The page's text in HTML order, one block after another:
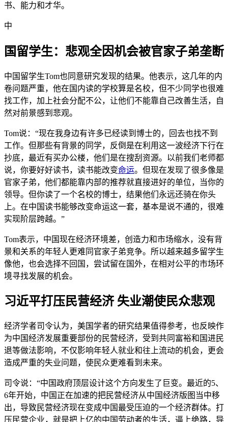
书、能力和才华。
中
国留学生：悲观全因机会被官家子弟垄断
中国留学生Tom也同意研究发现的结果。他表示，这几年的内
卷问题严重，他在国内读的学校算是名校，但不少同学也很难
找工作，加上社会分配不公，让他们不能靠自己改善生活，自
然对前景感到悲观。
Tom说：“现在我身边有许多已经读到博士的，回去也找不到
工作。但那些有背景的同学，反倒是在利用这一波经济下行在
抄底，最近有买办公楼，他们是在搜刮资源。以前我们老师都
说，你要好好读书，读书能改变命运。但现在发现了很多像是
官家子弟，他们都能靠内部的推荐就直接进好的单位，当你的
领导。但你读了一个名校的博士，结果他们永远还骑在你头
上。在中国读书能够改变命运这一套，基本是说不通的，很难
实现阶层跨越。”
Tom表示，中国现在经济环境差，创造力和市场缩水，没有背
景和关系的年轻人更难同官家子弟竞争。所以越来越多留学生
像他，也会选择不回国，尝试留在国外，在相对公平的市场环
境寻找发展的机会。
习近平打压民营经济 失业潮使民众悲观
经济学者司令认为，美国学者的研究结果值得参考，也反映作
为中国经济发展重要部份的民营经济，受到共同富裕和国进民
退等做法影响，不仅影响年轻人就业和往上流动的机会，更会
造成严重的失业问题，使民众更难看到未来。
司令说：“中国政府顶层设计这个方向发生了巨变。最近的5、
6年开始，中国正在加速的把民营经济从中国经济版图当中移
出，导致民营经济现在变成中国最受压迫的一个经济群体。打
压民营企业，就是把上亿的中国劳动者的生活，逼上绝路，导